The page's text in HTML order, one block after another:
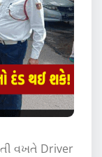
વખતે Driver